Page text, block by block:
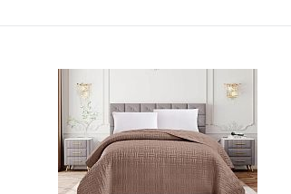
Купить в 1 клик
Сравнение
В избранное
В наличии